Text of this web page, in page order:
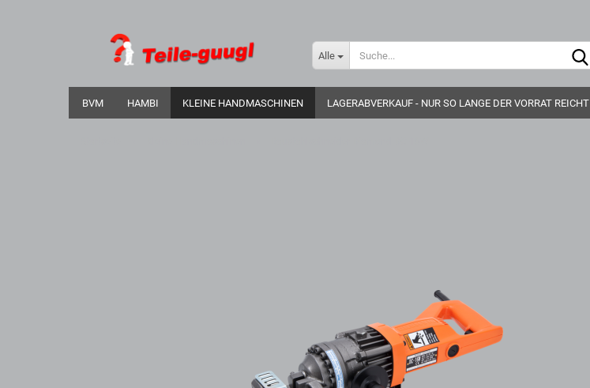
Alle
BVM HAMBI KLEINE HANDMASCHINEN LAGERABVERKAUF - NUR SO LANGE DER VORRAT REICHT